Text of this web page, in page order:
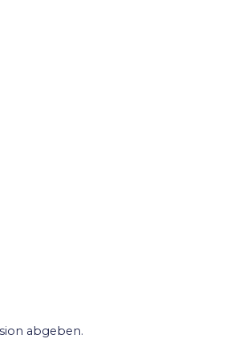
abgeben.